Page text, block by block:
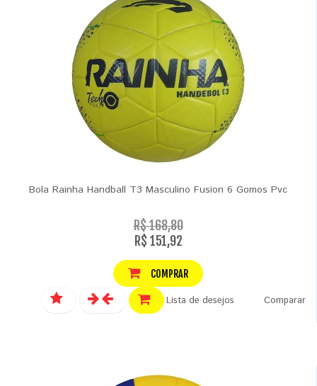
Bola Rainha Handball T3 Masculino Fusion 6 Gomos Pvc
R$ 168,80
R$ 151,92
COMPRAR
Lista de desejos Comparar